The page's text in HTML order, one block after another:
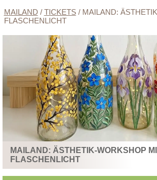
MAILAND / TICKETS/ MAILAND:
FLASCHENLICHT
MAILAND: ÄSTHETIK-WORKSHOP
FLASCHENLICHT